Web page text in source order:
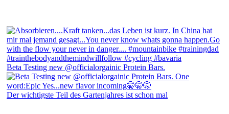
Beta Testing new @officialorgainic Protein Bars.
Der wichtigste Teil des Gartenjahres ist schon mal